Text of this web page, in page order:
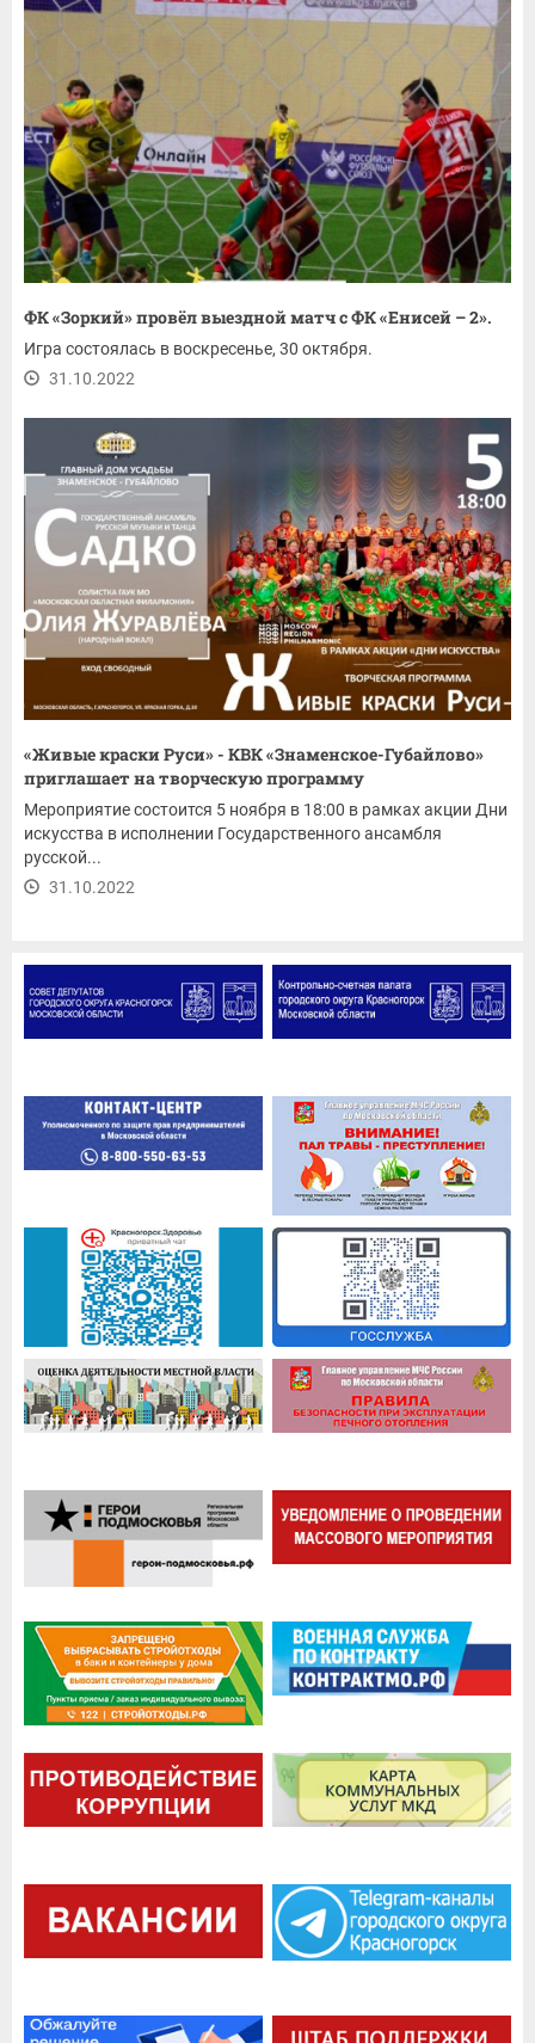
ФК «Зоркий» провёл выездной матч с ФК «Енисей – 2».
Игра состоялась в воскресенье, 30 октября.
31.10.2022
«Живые краски Руси» - КВК «Знаменское-Губайлово»
приглашает на творческую программу
Мероприятие состоится 5 ноября в 18:00 в рамках акции Дни
искусства в исполнении Государственного ансамбля
русской...
31.10.2022